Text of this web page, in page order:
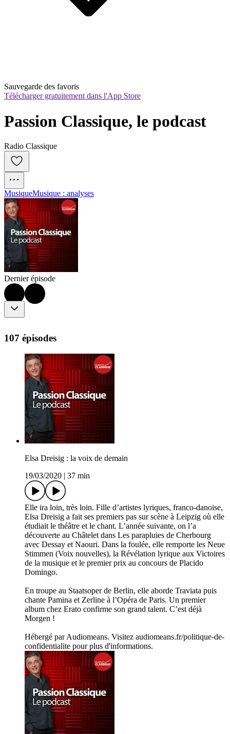
Sauvegarde des favoris
Télécharger gratuitement dans l'App Store
Passion Classique, le podcast
Radio Classique
MusiqueMusique : analyses
Dernier épisode
107 épisodes
Elsa Dreisig : la voix de demain
19/03/2020 | 37 min
Elle ira loin, très loin. Fille d’artistes lyriques, franco-danoise,
Elsa Dreisig a fait ses premiers pas sur scène à Leipzig où elle
étudiait le théâtre et le chant. L’année suivante, on l’a
découverte au Châtelet dans Les parapluies de Cherbourg
avec Dessay et Naouri. Dans la foulée, elle remporte les Neue
Stimmen (Voix nouvelles), la Révélation lyrique aux Victoires
de la musique et le premier prix au concours de Placido
Domingo.
En troupe au Staatsoper de Berlin, elle aborde Traviata puis
chante Pamina et Zerline à l’Opéra de Paris. Un premier
album chez Erato confirme son grand talent. C’est déjà
Morgen !
Hébergé par Audiomeans. Visitez audiomeans.fr/politique-de-
confidentialite pour plus d'informations.